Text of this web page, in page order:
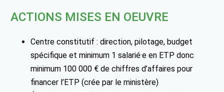
ACTIONS MISES EN OEUVRE
Centre constitutif : direction, pilotage, budget
spécifique et minimum 1 salarié·e en ETP donc
minimum 100 000 € de chiffres d’affaires pour
financer l’ETP (crée par le ministère)